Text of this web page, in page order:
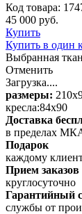
Код товара:
45 000 руб.
Купить
Купить в один
Выбранная
Отменить
Загрузка....
размеры:
кресла:84х90
Доставка
в пределах
Подарок
каждому
Прием заказов
круглосуточно
Гарантийный
службы от